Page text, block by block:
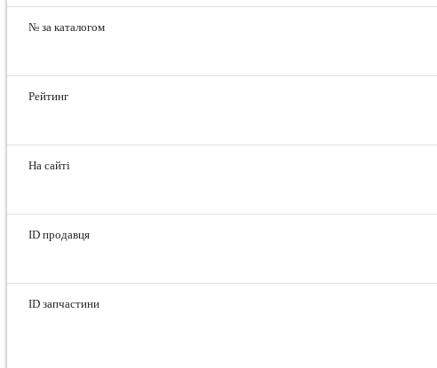
№ за каталогом
Рейтинг
На сайті
ID продавця
ID запчастини